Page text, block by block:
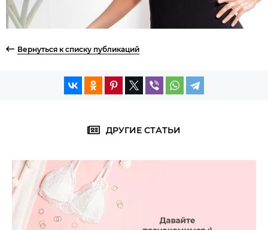
Вернуться к списку публикаций
ДРУГИЕ СТАТЬИ